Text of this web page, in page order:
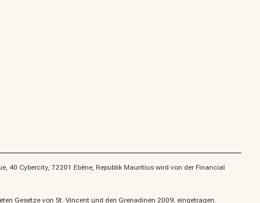
40 Cybercity, 72201 Ebène, Republik Mauritius wird von der Financial
Gesetze von St. Vincent und den Grenadinen 2009, eingetragen.